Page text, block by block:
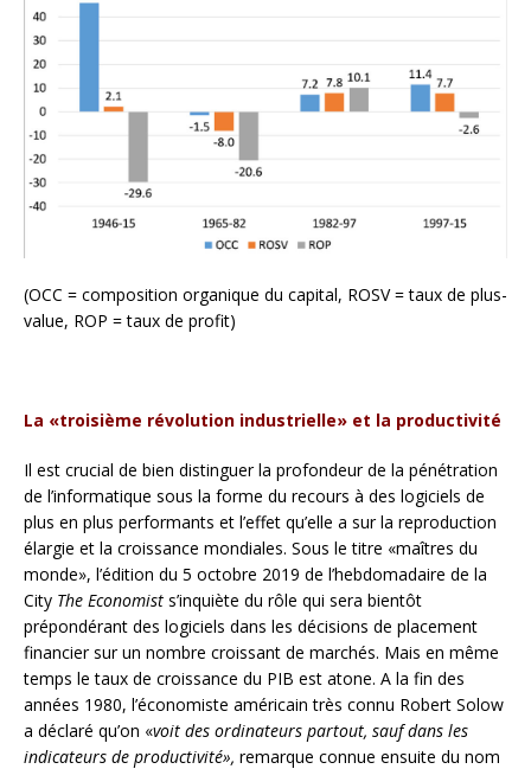
(OCC = composition organique du capital, ROSV = taux de plus-
value, ROP = taux de profit)
La «troisième révolution industrielle» et la productivité
Il est crucial de bien distinguer la profondeur de la pénétration
de l’informatique sous la forme du recours à des logiciels de
plus en plus performants et l’effet qu’elle a sur la reproduction
élargie et la croissance mondiales. Sous le titre «maîtres du
monde», l’édition du 5 octobre 2019 de l’hebdomadaire de la
City The Economist s’inquiète du rôle qui sera bientôt
prépondérant des logiciels dans les décisions de placement
financier sur un nombre croissant de marchés. Mais en même
temps le taux de croissance du PIB est atone. A la fin des
années 1980, l’économiste américain très connu Robert Solow
a déclaré qu’on «voit des ordinateurs partout, sauf dans les
indicateurs de productivité», remarque connue ensuite du nom